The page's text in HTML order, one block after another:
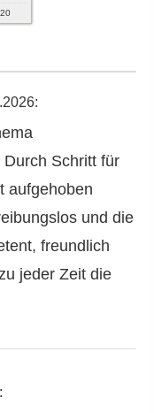
Schritt für
aufgehoben
und die
freundlich
jeder Zeit die